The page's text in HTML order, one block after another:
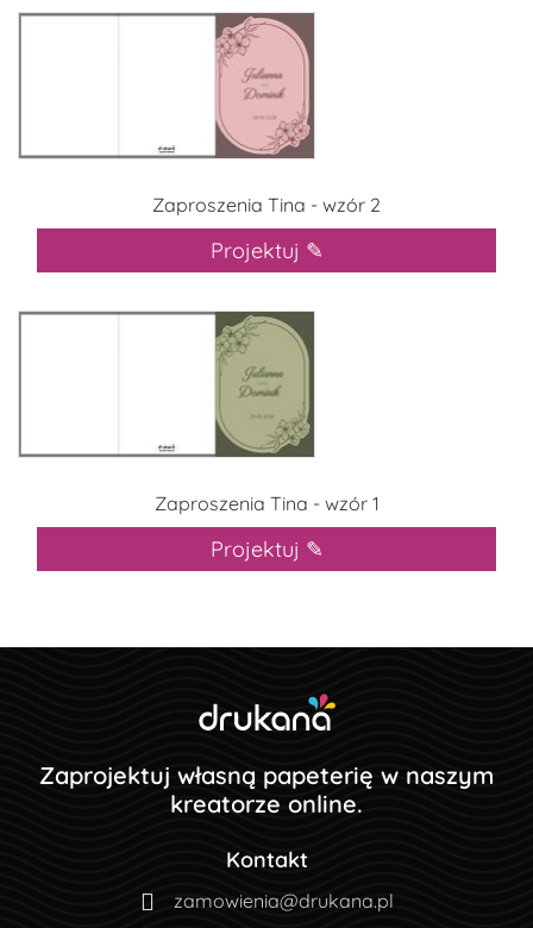
Zaproszenia Tina - wzór 2
Projektuj ✎
Zaproszenia Tina - wzór 1
Projektuj ✎
Zaprojektuj własną papeterię w naszym
kreatorze online.
Kontakt
zamowienia@drukana.pl